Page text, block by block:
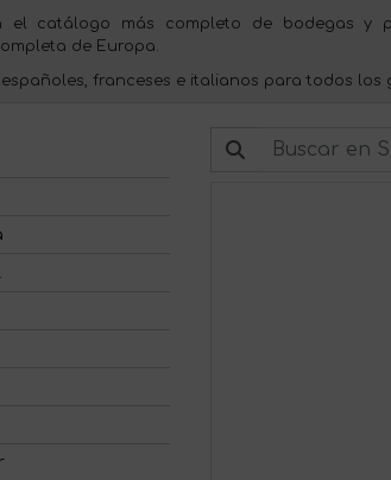
el catálogo más completo de bodegas y
de Europa.
franceses e italianos para todos los